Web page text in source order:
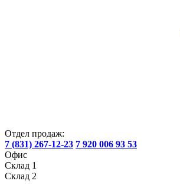
Отдел продаж:
7 (831) 267-12-23 7 920 006 93 53
Офис
Склад 1
Склад 2